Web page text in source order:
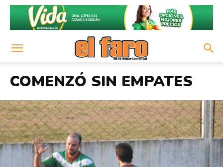
COMENZÓ SIN EMPATES